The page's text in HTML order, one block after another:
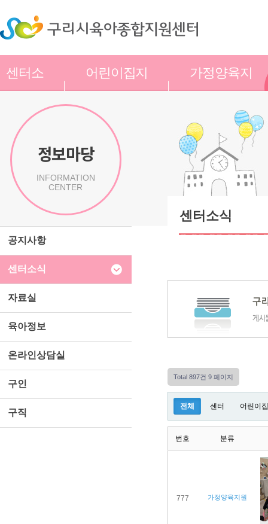
센터소
어린이집지
가정양육지
정보마당
INFORMATION
CENTER
공지사항
센터소식
자료실
육아정보
온라인상담실
구인
구직
센터소식
Total 897건 9 페이지
전체 센터 어린이
번호 분류
777 가정양육지원